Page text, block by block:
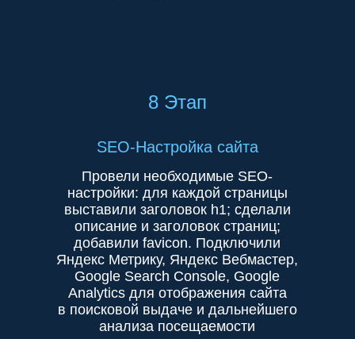
Провели необходимые SEO-
настройки: для каждой страницы
выставили заголовок h1; сделали
описание и заголовок страниц;
добавили favicon. Подключили
Яндекс Метрику, Яндекс Вебмастер,
Google Search Console, Google
Analytics для отображения сайта
в поисковой выдаче и дальнейшего
анализа посещаемости
SEO-Настройка сайта
8 Этап